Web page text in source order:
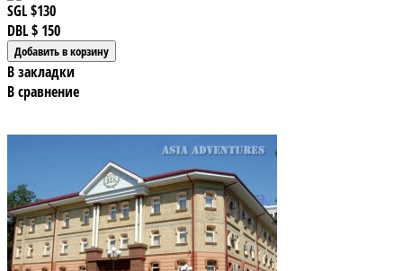
SGL$130
DBL$ 150
В закладки
В сравнение